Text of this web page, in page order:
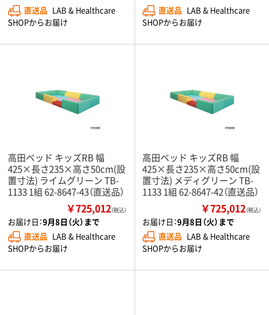
直送品 LAB & Healthcare
SHOPからお届け
直送品 LAB & Healthcare
SHOPからお届け
高田ベッド キッズRB 幅
425×長さ235×高さ50cm(設
置寸法) ライムグリーン TB-
1133 1組 62-8647-43（直送品）
￥725,012（税込）
お届け日：9月8日（火）まで
直送品 LAB & Healthcare
SHOPからお届け
高田ベッド キッズRB 幅
425×長さ235×高さ50cm(設
置寸法) メディグリーン TB-
1133 1組 62-8647-42（直送品）
￥725,012（税込）
お届け日：9月8日（火）まで
直送品 LAB & Healthcare
SHOPからお届け